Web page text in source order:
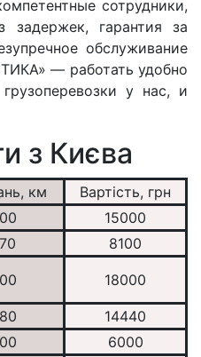
сотрудники,
задержек, гарантия за
обслуживание
— работать удобно
у нас, и
з Києва
км
Вартість, грн
15000
8100
18000
14440
6000